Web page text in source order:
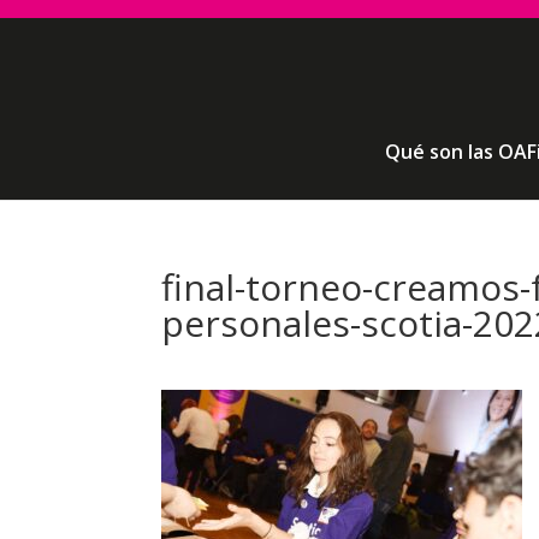
Qué son las
final-torneo-
personales-scotia-